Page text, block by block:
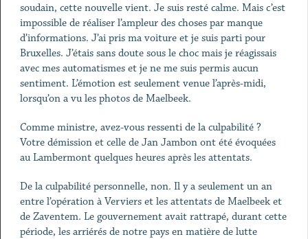
soudain, cette nouvelle vient. Je suis resté calme. Mais c’est
impossible de réaliser l’ampleur des choses par manque
d’informations. J’ai pris ma voiture et je suis parti pour
Bruxelles. J’étais sans doute sous le choc mais je réagissais
avec mes automatismes et je ne me suis permis aucun
sentiment. L’émotion est seulement venue l’après-midi,
lorsqu’on a vu les photos de Maelbeek.
Comme ministre, avez-vous ressenti de la culpabilité ?
Votre démission et celle de Jan Jambon ont été évoquées
au Lambermont quelques heures après les attentats.
De la culpabilité personnelle, non. Il y a seulement un an
entre l’opération à Verviers et les attentats de Maelbeek et
de Zaventem. Le gouvernement avait rattrapé, durant cette
période, les arriérés de notre pays en matière de lutte